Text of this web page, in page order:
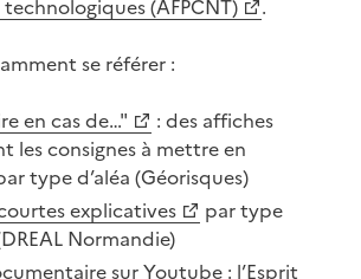
(AFPCNT)
.
se référer :
en cas de…"
: des affiches
les consignes à mettre en
type d’aléa (Géorisques)
explicatives
par type
Normandie)
sur Youtube : l’Esprit